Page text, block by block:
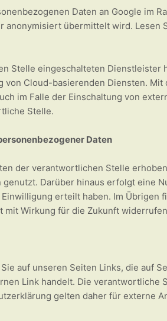
Daten an Google im
anonymisiert übermittelt wird. Lesen
Stelle eingeschalteten Dienstleister
von Cloud-basierenden Diensten.
im Falle der Einschaltung von
Stelle.
Daten
der verantwortlichen Stelle
Darüber hinaus erfolgt eine
erteilt haben. Im
mit Wirkung für die Zukunft
auf unseren Seiten Links, die auf
Link handelt. Die
gelten daher für externe